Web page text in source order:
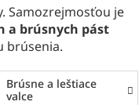
Samozrejmosťou je
a brúsnych pást
brúsenia.
Brúsne a leštiace
valce